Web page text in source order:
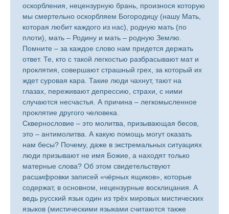
оскорбления, нецензурную брань, произнося которую
мы смертельно оскорбляем Богородицу (нашу Мать,
которая любит каждого из нас), родную мать (по
плоти), мать – Родину и мать – родную Землю.
Помните – за каждое слово нам придется держать
ответ. Те, кто с такой легкостью разбрасывают мат и
проклятия, совершают страшный грех, за который их
ждет суровая кара. Такие люди чахнут, тают на
глазах, переживают депрессию, страхи, с ними
случаются несчастья. А причина – легкомысленное
проклятие другого человека.
Сквернословие – это молитва, призывающая бесов,
это – антимолитва. А какую помощь могут оказать
нам бесы? Почему, даже в экстремальных ситуациях
люди призывают не имя Божие, а находят только
матерные слова? Об этом свидетельствуют
расшифровки записей «чёрных ящиков», которые
содержат, в основном, нецензурные восклицания. А
ведь русский язык один из трёх мировых мистических
языков (мистическими языками считаются также